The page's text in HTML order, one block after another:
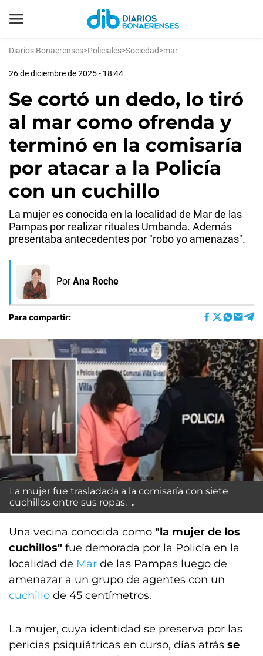
Diarios Bonaerenses>Policiales>Sociedad>mar
26 de diciembre de 2025 - 18:44
Se cortó un dedo, lo tiró
al mar como ofrenda y
terminó en la comisaría
por atacar a la Policía
con un cuchillo
La mujer es conocida en la localidad de Mar de las
Pampas por realizar rituales Umbanda. Además
presentaba antecedentes por "robo yo amenazas".
Por Ana Roche
Para compartir:
La mujer fue trasladada a la comisaría con siete
cuchillos entre sus ropas.
Una vecina conocida como "la mujer de los
cuchillos" fue demorada por la Policía en la
localidad de Mar de las Pampas luego de
amenazar a un grupo de agentes con un
cuchillo de 45 centímetros.
La mujer, cuya identidad se preserva por las
pericias psiquiátricas en curso, días atrás se